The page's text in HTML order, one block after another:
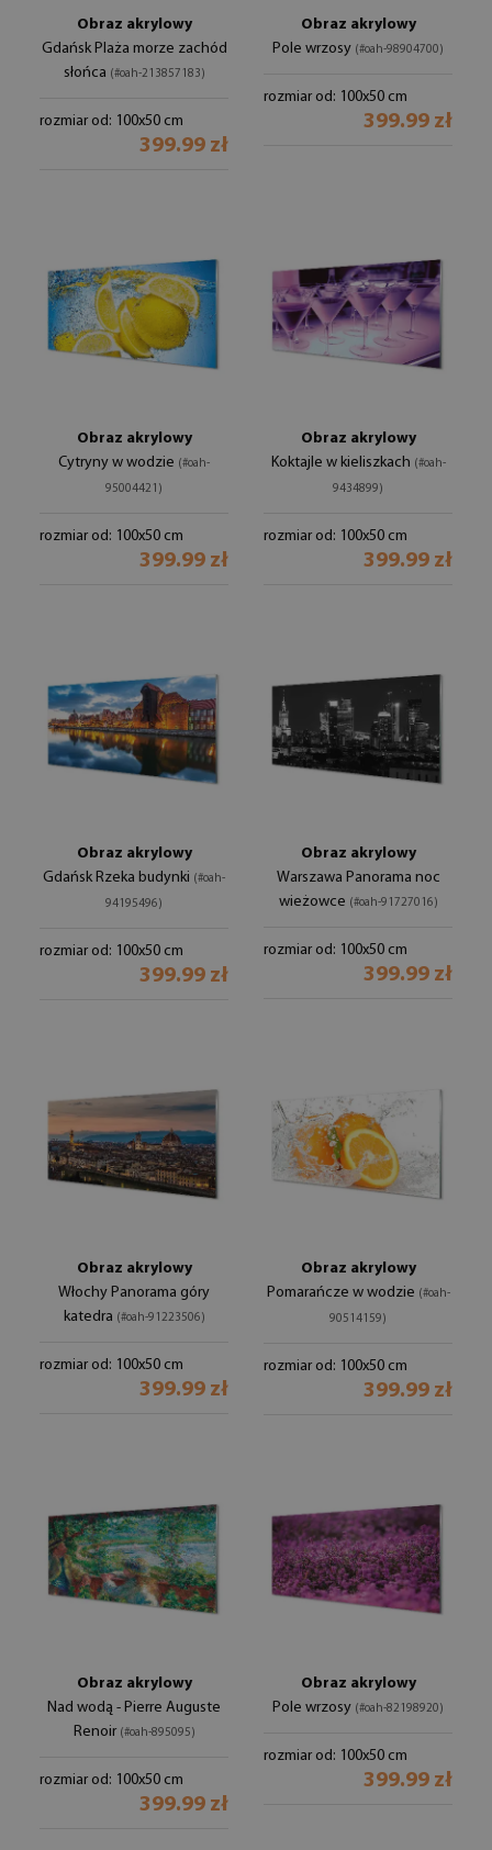
Obraz akrylowy
Gdańsk Plaża morze zachód
słońca (#oah-213857183)
rozmiar od: 100x50 cm
399.99 zł
Obraz akrylowy
Pole wrzosy (#oah-98904700)
rozmiar od: 100x50 cm
399.99 zł
Obraz akrylowy
Cytryny w wodzie (#oah-
95004421)
rozmiar od: 100x50 cm
399.99 zł
Obraz akrylowy
Koktajle w kieliszkach (#oah-
9434899)
rozmiar od: 100x50 cm
399.99 zł
Obraz akrylowy
Gdańsk Rzeka budynki (#oah-
94195496)
rozmiar od: 100x50 cm
399.99 zł
Obraz akrylowy
Warszawa Panorama noc
wieżowce (#oah-91727016)
rozmiar od: 100x50 cm
399.99 zł
Obraz akrylowy
Włochy Panorama góry
katedra (#oah-91223506)
rozmiar od: 100x50 cm
399.99 zł
Obraz akrylowy
Pomarańcze w wodzie (#oah-
90514159)
rozmiar od: 100x50 cm
399.99 zł
Obraz akrylowy
Nad wodą - Pierre Auguste
Renoir (#oah-895095)
rozmiar od: 100x50 cm
399.99 zł
Obraz akrylowy
Pole wrzosy (#oah-82198920)
rozmiar od: 100x50 cm
399.99 zł